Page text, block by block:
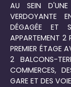
AU SEIN D'UNE
VERDOYANTE
DÉGAGÉE ET
APPARTEMENT 2
PREMIER ÉTAGE
2 BALCONS-
COMMERCES,
GARE ET DES